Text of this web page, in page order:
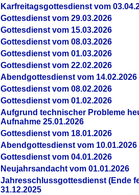
Karfreitagsgottesdienst vom
Gottesdienst vom 29.03.2026
Gottesdienst vom 15.03.2026
Gottesdienst vom 08.03.2026
Gottesdienst vom 01.03.2026
Gottesdienst vom 22.02.2026
Abendgottesdienst vom 14.02.2026
Gottesdienst vom 08.02.2026
Gottesdienst vom 01.02.2026
Aufgrund technischer Probleme
Aufnahme 25.01.2026
Gottesdienst vom 18.01.2026
Abendgottesdienst vom 10.01.2026
Gottesdienst vom 04.01.2026
Neujahrsandacht vom 01.01.2026
Jahresschlussgottesdienst (Ende
31.12.2025